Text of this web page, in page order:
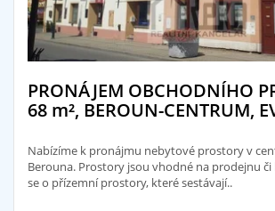
PRONÁJEM OBCHODNÍHO
68 m², BEROUN-CENTRUM,
Nabízíme k pronájmu nebytové prostory v
Berouna. Prostory jsou vhodné na prodejnu či
se o přízemní prostory, které sestávají..